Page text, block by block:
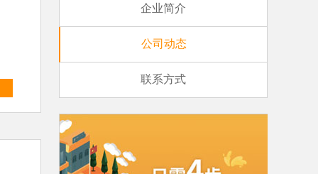
企业简介
公司动态
联系方式